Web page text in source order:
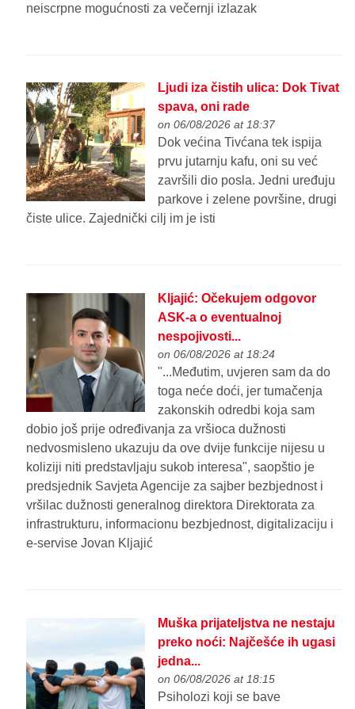
neiscrpne mogućnosti za večernji izlazak
Ljudi iza čistih ulica: Dok Tivat
spava, oni rade
on 06/08/2026 at 18:37
Dok većina Tivćana tek ispija
prvu jutarnju kafu, oni su već
završili dio posla. Jedni uređuju
parkove i zelene površine, drugi
čiste ulice. Zajednički cilj im je isti
Kljajić: Očekujem odgovor
ASK-a o eventualnoj
nespojivosti...
on 06/08/2026 at 18:24
"...Međutim, uvjeren sam da do
toga neće doći, jer tumačenja
zakonskih odredbi koja sam
dobio još prije određivanja za vršioca dužnosti
nedvosmisleno ukazuju da ove dvije funkcije nijesu u
koliziji niti predstavljaju sukob interesa", saopštio je
predsjednik Savjeta Agencije za sajber bezbjednost i
vršilac dužnosti generalnog direktora Direktorata za
infrastrukturu, informacionu bezbjednost, digitalizaciju i
e-servise Jovan Kljajić
Muška prijateljstva ne nestaju
preko noći: Najčešće ih ugasi
jedna...
on 06/08/2026 at 18:15
Psiholozi koji se bave